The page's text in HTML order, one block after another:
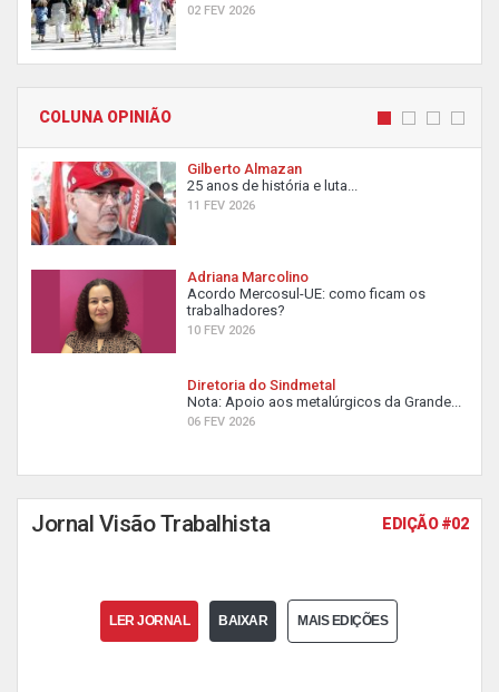
02 FEV 2026
COLUNA OPINIÃO
Gilberto Almazan
25 anos de história e luta...
11 FEV 2026
Adriana Marcolino
Acordo Mercosul-UE: como ficam os
trabalhadores?
10 FEV 2026
Diretoria do Sindmetal
Nota: Apoio aos metalúrgicos da Grande...
06 FEV 2026
Jornal Visão Trabalhista EDIÇÃO #02
LER JORNAL BAIXAR MAIS EDIÇÕES